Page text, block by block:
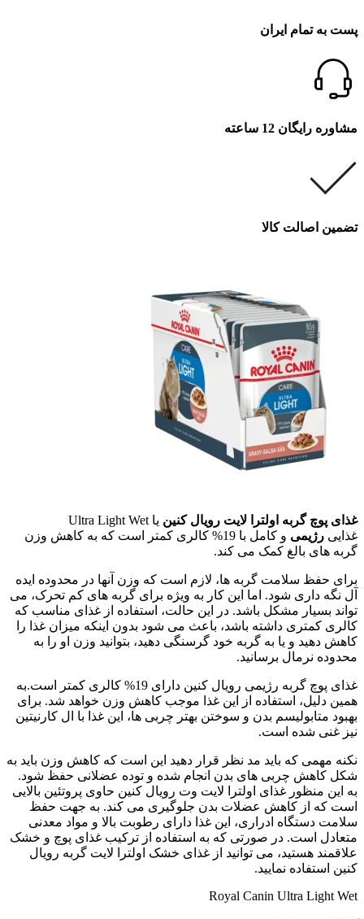
پست به تمام ایران
مشاوره رایگان 12 ساعته
تضمین اصالت کالا
غذای پوچ گربه اولترا لایت رویال کنین
یا Ultra Light Wet
غذایی رژیمی
و کامل با 19% کالری کمتر است که به کاهش وزن
گربه های بالغ کمک می کند.
برای حفظ سلامت گربه ها، لازم است که وزن آنها در محدوده ایده
آل نگه داری شود. اما این کار به ویژه برای گربه های کم تحرک، می
تواند بسیار مشکل باشد. در این حالت، استفاده از غذای مناسب که
کالری کمتری داشته باشد، باعث می شود بدون اینکه میزان غذا را
کاهش دهید و یا به گربه خود گرسنگی دهید، بتوانید وزن او را به
محدوده نرمال برسانید.
غذای پوچ گربه رژیمی رویال کنین دارای 19% کالری کمتر است.به
همین دلیل، استفاده از این غذا موجب کاهش وزن خواهد شد. برای
بهبود متابولیسم بدن و سوختن بهتر چربی ها، این غذا با ال کارنیتین
نیز غنی شده است.
نکنه مهمی که باید مد نظر قرار دهید این است که کاهش وزن باید به
شکل کاهش چربی های بدن انجام شده و توده عضلانی حفظ شود.
به این منظور غذای اولترا لایت وت رویال کنین حاوی پروتئین بالایی
است که از کاهش عضلات بدن جلوگیری می کند. به جهت حفظ
سلامت دستگاه ادراری، این غذا دارای رطوبت بالا و مواد معدنی
متعادل است. در صورتی که به استفاده از ترکیب غذای پوچ و خشک
علاقمند هستید، می توانید از غذای خشک اولترا لایت گربه رویال
کنین استفاده نمایید.
Royal Canin Ultra Light Wet